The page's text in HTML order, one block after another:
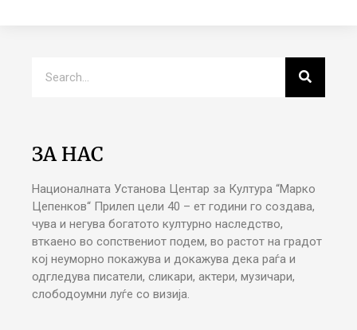
ЗА НАС
Националната Установа Центар за Култура “Марко
Цепенков“ Прилеп цели 40 – ет години го создава,
чува и негува богатото културно наследство,
вткаено во сопствениот подем, во растот на градот
кој неуморно покажува и докажува дека раѓа и
одгледува писатели, сликари, актери, музичари,
слободоумни луѓе со визија.